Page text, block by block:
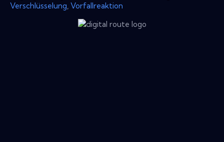
Verschlüsselung Vorfallreaktion